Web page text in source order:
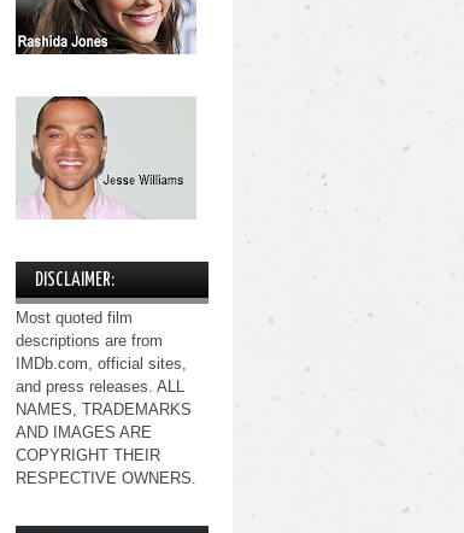
DISCLAIMER:
Most quoted film
descriptions are from
IMDb.com, official sites,
and press releases. ALL
NAMES, TRADEMARKS
AND IMAGES ARE
COPYRIGHT THEIR
RESPECTIVE OWNERS.